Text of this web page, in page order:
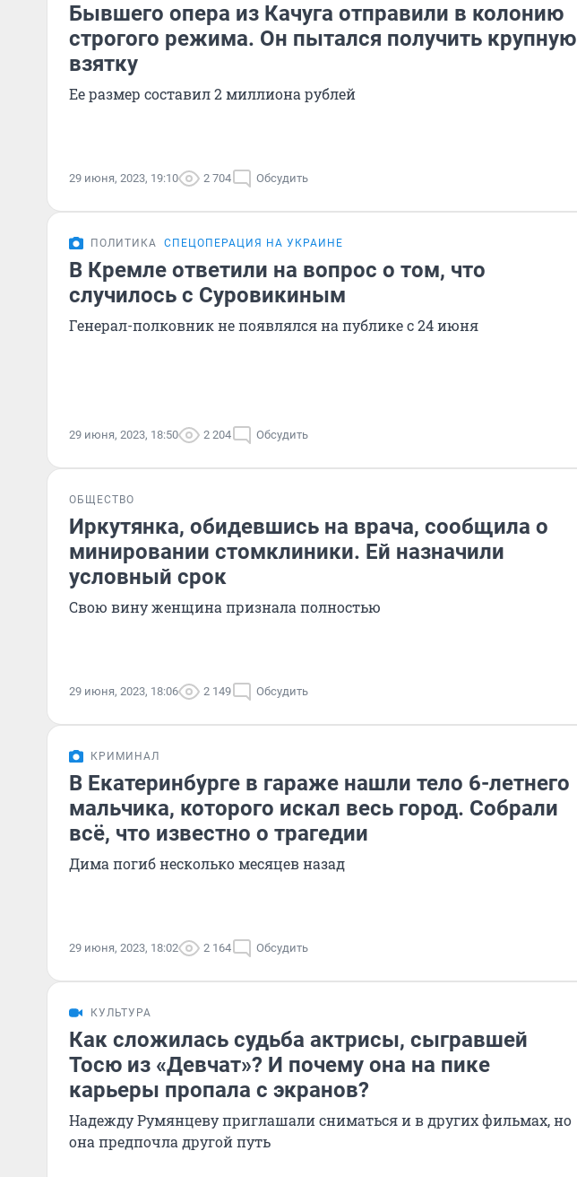
Бывшего опера из Качуга отправили в колонию
строгого режима. Он пытался получить крупную
взятку
Ее размер составил 2 миллиона рублей
29 июня, 2023, 19:10 2 704 Обсудить
ПОЛИТИКА СПЕЦОПЕРАЦИЯ НА УКРАИНЕ
В Кремле ответили на вопрос о том, что
случилось с Суровикиным
Генерал-полковник не появлялся на публике с 24 июня
29 июня, 2023, 18:50 2 204 Обсудить
ОБЩЕСТВО
Иркутянка, обидевшись на врача, сообщила о
минировании стомклиники. Ей назначили
условный срок
Свою вину женщина признала полностью
29 июня, 2023, 18:06 2 149 Обсудить
КРИМИНАЛ
В Екатеринбурге в гараже нашли тело 6-летнего
мальчика, которого искал весь город. Собрали
всё, что известно о трагедии
Дима погиб несколько месяцев назад
29 июня, 2023, 18:02 2 164 Обсудить
КУЛЬТУРА
Как сложилась судьба актрисы, сыгравшей
Тосю из «Девчат»? И почему она на пике
карьеры пропала с экранов?
Надежду Румянцеву приглашали сниматься и в других фильмах, но
она предпочла другой путь